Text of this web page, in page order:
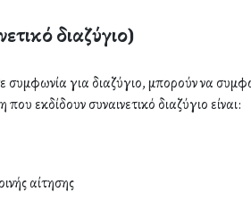
διαζύγιο)
συμφωνία για διαζύγιο, μπορούν να
εκδίδουν συναινετικό διαζύγιο είναι:
αίτησης